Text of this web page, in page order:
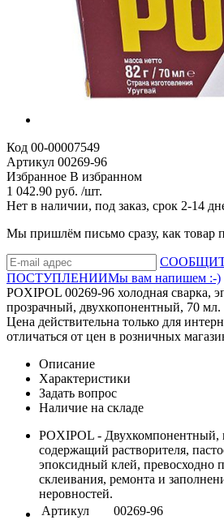
Код 00-00007549
Артикул 00269-96
Избранное В избранном
1 042.90 руб. /шт.
Нет в наличии, под заказ, срок 2-14
Мы пришлём письмо сразу, как товар
ПОСТУПЛЕНИИМы вам напишем :-)
POXIPOL 00269-96 холодная сварка,
прозрачный, двухкопонентный, 70 мл.
Цена действительна только для
отличаться от цен в розничных
Описание
Характеристики
Задать вопрос
Наличие на складе
POXIPOL - Двухкомпонентный,
содержащий растворителя,
эпоксидный клей, превосходно
склеивания, ремонта и
неровностей.
Артикул
00269-96